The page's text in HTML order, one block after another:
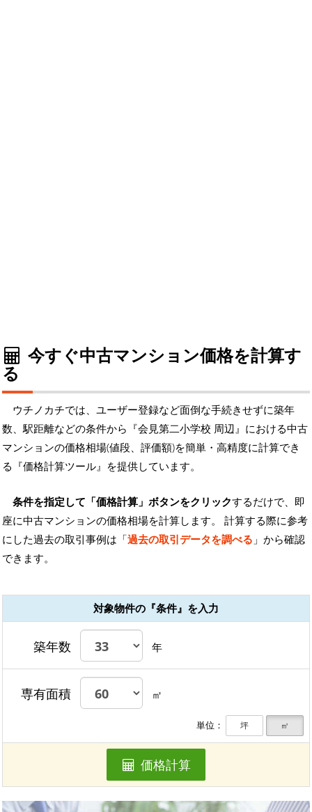
今すぐ中古マンション価格を計算す
る
ウチノカチでは、ユーザー登録など面倒な手続きせずに築年
数、駅距離などの条件から『会見第二小学校 周辺』における中古
マンションの価格相場(値段、評価額)を簡単・高精度に計算でき
る『価格計算ツール』を提供しています。
条件を指定して「価格計算」ボタンをクリックするだけで、即
座に中古マンションの価格相場を計算します。 計算する際に参考
にした過去の取引事例は「過去の取引データを調べる 」から確認
できます。
対象物件の『条件』を入力
築年数 年
専有面積 ㎡
単位： 坪 ㎡
価格計算